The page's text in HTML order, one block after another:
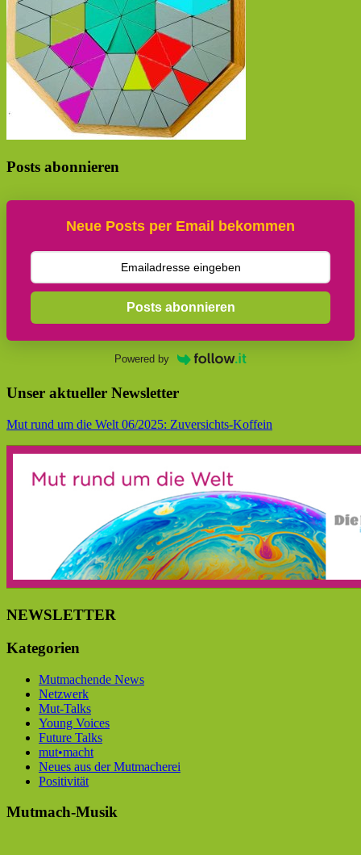
Posts abonnieren
Neue Posts per Email bekommen
Posts abonnieren
Powered by
Unser aktueller Newsletter
Mut rund um die Welt 06/2025: Zuversichts-Koffein
NEWSLETTER
Kategorien
Mutmachende News
Netzwerk
Mut-Talks
Young Voices
Future Talks
mut•macht
Neues aus der Mutmacherei
Positivität
Mutmach-Musik